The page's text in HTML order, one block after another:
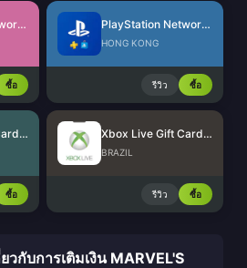
PlayStation Network Card (US)
ซื้อ
PlayStation Network Card (HK)
HONG KONG
รีวิว ซื้อ
Xbox Live Gift Card (US)
ซื้อ
Xbox Live Gift Card (BR)
BRAZIL
รีวิว ซื้อ
กับการเติมเงิน MARVEL'S